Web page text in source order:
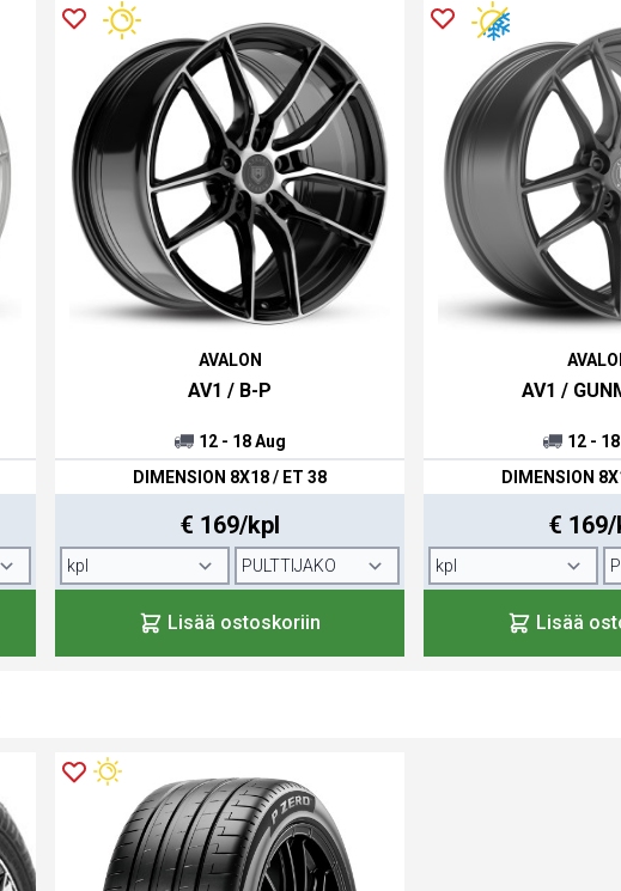
AVALON
AV1 / B-P
12 - 18 Aug
DIMENSION 8X18 / ET 38
€ 169/kpl
Lisää ostoskoriin
AV1 /
12 -
DIMENSION
€
Lisää